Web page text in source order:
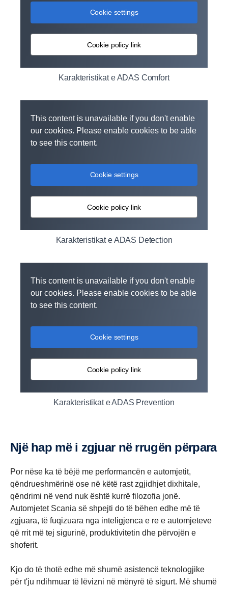
Cookie settings
Cookie policy link
Karakteristikat e ADAS Comfort
This content is unavailable if you don't enable
our cookies. Please enable cookies to be able
to see this content.
Cookie settings
Cookie policy link
Karakteristikat e ADAS Detection
This content is unavailable if you don't enable
our cookies. Please enable cookies to be able
to see this content.
Cookie settings
Cookie policy link
Karakteristikat e ADAS Prevention
Një hap më i zgjuar në rrugën përpara
Por nëse ka të bëjë me performancën e automjetit,
qëndrueshmërinë ose në këtë rast zgjidhjet dixhitale,
qëndrimi në vend nuk është kurrë filozofia jonë.
Automjetet Scania së shpejti do të bëhen edhe më të
zgjuara, të fuqizuara nga inteligjenca e re e automjeteve
që rrit më tej sigurinë, produktivitetin dhe përvojën e
shoferit.
Kjo do të thotë edhe më shumë asistencë teknologjike
për t'ju ndihmuar të lëvizni në mënyrë të sigurt. Më shumë